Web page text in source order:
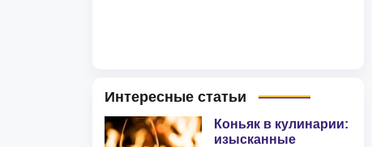
Интересные статьи
Коньяк в кулинарии:
изысканные